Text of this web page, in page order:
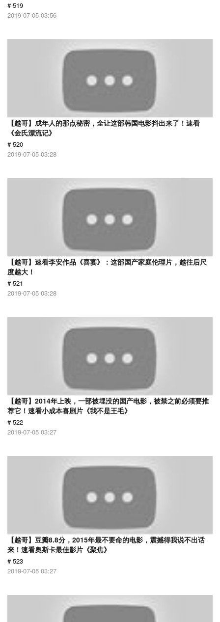
# 519
2019-07-05 03:56
【越哥】成年人的那点秘密，全让这部韩国电影抖出来了！速看
《金氏漂流记》
# 520
2019-07-05 03:28
【越哥】速看李安作品《喜宴》：这部国产家庭伦理片，越往后尺
度越大！
# 521
2019-07-05 03:28
【越哥】2014年上映，一部被埋没的国产电影，被禁之前必须要推
荐它！速看小成本喜剧片《我不是王毛》
# 522
2019-07-05 03:27
【越哥】豆瓣8.8分，2015年最不要命的电影，震撼得我说不出话
来！速看奥斯卡最佳影片《聚焦》
# 523
2019-07-05 03:27